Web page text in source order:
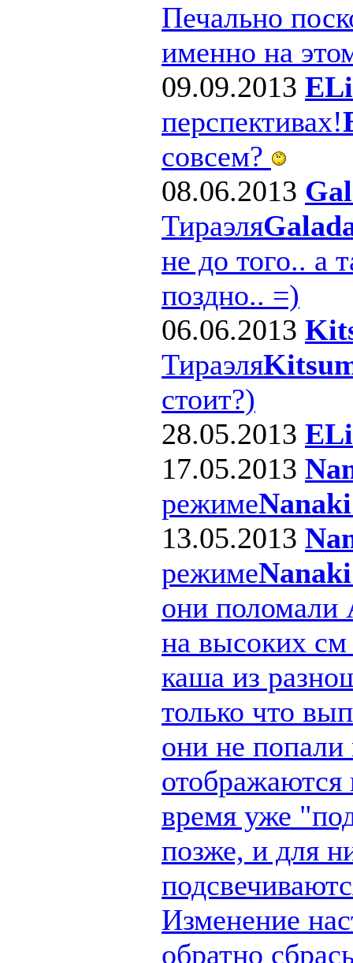
Печально
именно на
09.09.2013 ELi
перспективах!
совсем?
08.06.2013
Тираэля
не до того.. а
поздно.. =)
06.06.2013
Тираэля
стоит?)
28.05.2013 ELi
17.05.2013
режиме
13.05.2013
режиме
они поломали
на высоких
каша из
только что
они не попали
время уже
позже, и для
Изменение
обратно